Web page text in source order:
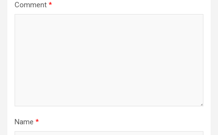
Comment *
Name *